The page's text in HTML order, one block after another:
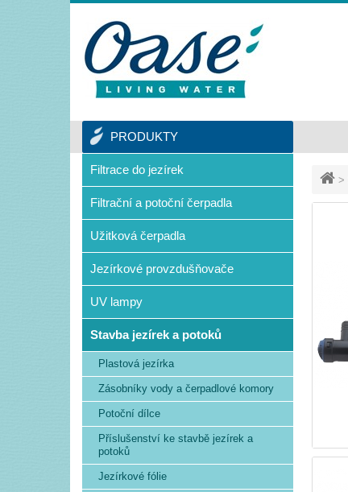
>
PRODUKTY
Filtrace do jezírek
Filtrační a potoční čerpadla
Užitková čerpadla
Jezírkové provzdušňovače
UV lampy
Stavba jezírek a potoků
Plastová jezírka
Zásobníky vody a čerpadlové komory
Potoční dílce
Příslušenství ke stavbě jezírek a
potoků
Jezírkové fólie